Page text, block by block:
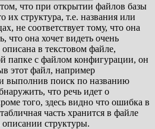
что при открытии файлов базы
их структура, т.е. названия или
не соответствует тому, что она
что она хочет видеть очень
в текстовом файле,
папке с файлом конфигурации, он
этот файл, например
выполнив поиск по названию
что речь идет о
того, здесь видно что ошибка в
часть хранится в файле
структуры.